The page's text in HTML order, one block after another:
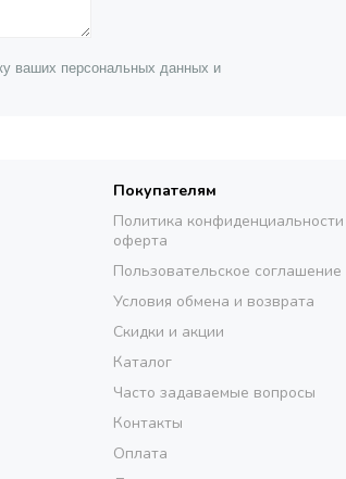
ваших персональных данных и
Покупателям
Политика
оферта
Пользовательское соглашение
Условия обмена и возврата
Скидки и акции
Каталог
Часто задаваемые вопросы
Контакты
Оплата